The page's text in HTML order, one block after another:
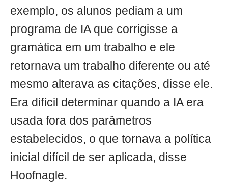
exemplo, os alunos pediam a um
programa de IA que corrigisse a
gramática em um trabalho e ele
retornava um trabalho diferente ou até
mesmo alterava as citações, disse ele.
Era difícil determinar quando a IA era
usada fora dos parâmetros
estabelecidos, o que tornava a política
inicial difícil de ser aplicada, disse
Hoofnagle.